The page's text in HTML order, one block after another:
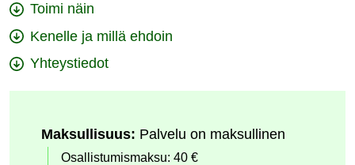
Toimi näin
Kenelle ja millä ehdoin
Yhteystiedot
Maksullisuus: Palvelu on maksullinen
Osallistumismaksu: 40 €